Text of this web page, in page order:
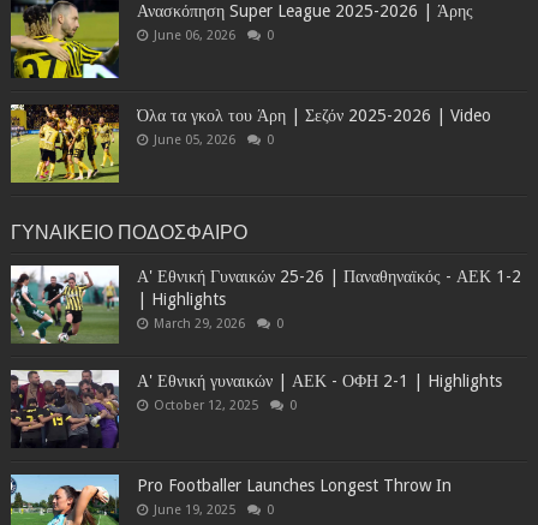
Ανασκόπηση Super League 2025-2026 | Άρης
June 06, 2026 0
Όλα τα γκολ του Άρη | Σεζόν 2025-2026 | Video
June 05, 2026 0
ΓΥΝΑΙΚΕΙΟ ΠΟΔΟΣΦΑΙΡΟ
Α' Εθνική Γυναικών 25-26 | Παναθηναϊκός - ΑΕΚ 1-2
| Highlights
March 29, 2026 0
Α' Εθνική γυναικών | ΑΕΚ - ΟΦΗ 2-1 | Highlights
October 12, 2025 0
Pro Footballer Launches Longest Throw In
June 19, 2025 0